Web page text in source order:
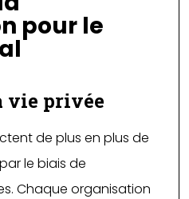
pour le
vie privée
de plus en plus de
le biais de
Chaque organisation